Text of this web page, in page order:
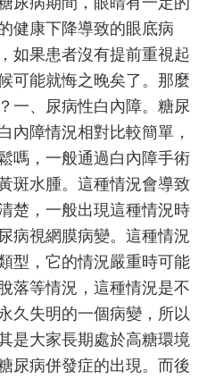
有
哪
些
併
發
症？
健康下降導致的眼底病
如果患者沒有提前重視起
可能就悔之晚矣了。那麼
一、尿病性白內障。糖尿
內障情況相對比較簡單，
嗎，一般通過白內障手術
斑水腫。這種情況會導致
楚，一般出現這種情況時
病視網膜病變。這種情況
型，它的情況嚴重時可能
落等情況，這種情況是不
久失明的一個病變，所以
是大家長期處於高糖環境
尿病併發症的出現。而後